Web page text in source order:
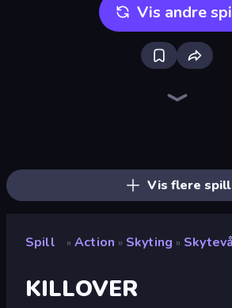
Vis andre
Vis flere spill
Spill » Action » Skyting »
KILLOVER